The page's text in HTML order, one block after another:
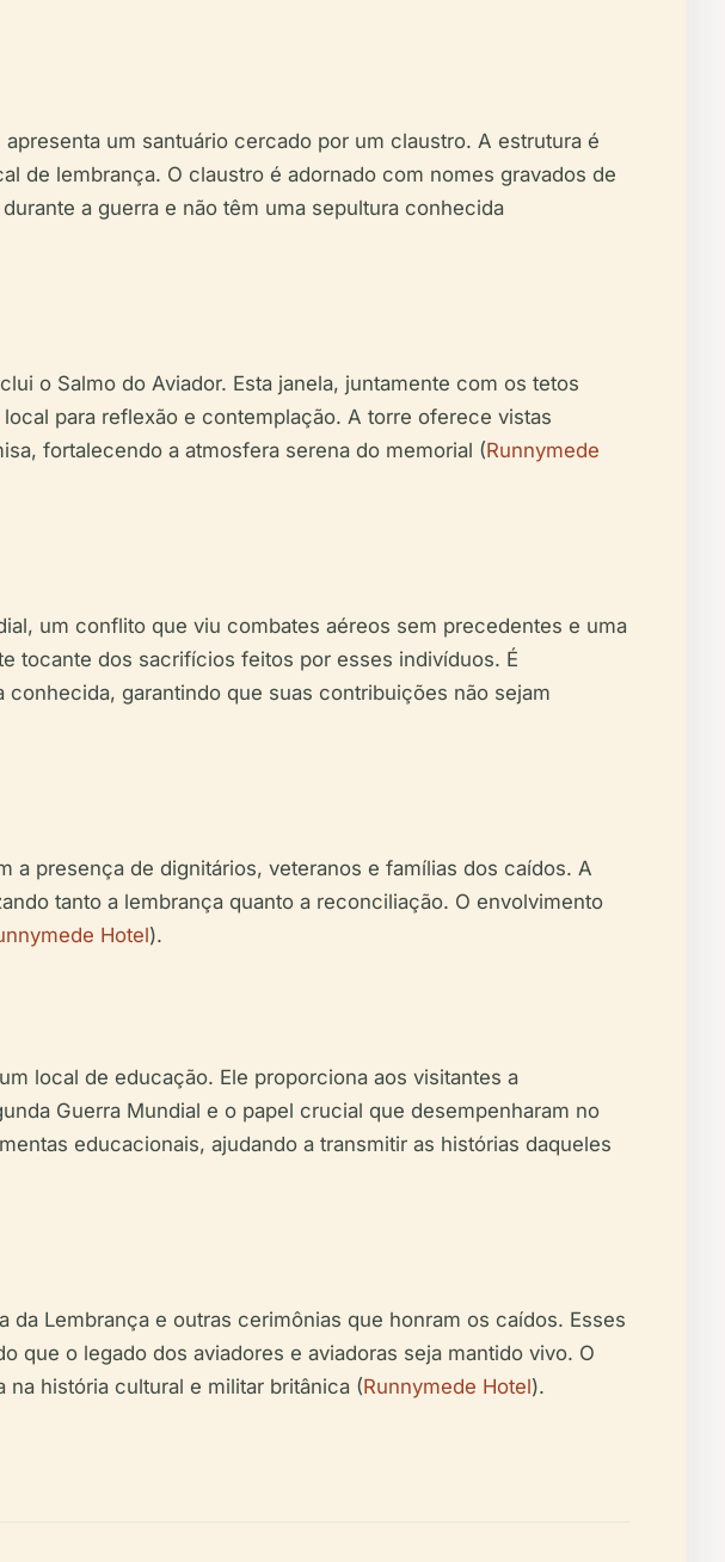
um santuário cercado por um claustro. A estrutura é
de lembrança. O claustro é adornado com nomes gravados de
a guerra e não têm uma sepultura conhecida
o Salmo do Aviador. Esta janela, juntamente com os tetos
para reflexão e contemplação. A torre oferece vistas
fortalecendo a atmosfera serena do memorial (Runnymede
um conflito que viu combates aéreos sem precedentes e uma
tocante dos sacrifícios feitos por esses indivíduos. É
garantindo que suas contribuições não sejam
a presença de dignitários, veteranos e famílias dos caídos. A
tanto a lembrança quanto a reconciliação. O envolvimento
Hotel).
local de educação. Ele proporciona aos visitantes a
Guerra Mundial e o papel crucial que desempenharam no
educacionais, ajudando a transmitir as histórias daqueles
Lembrança e outras cerimônias que honram os caídos. Esses
que o legado dos aviadores e aviadoras seja mantido vivo. O
história cultural e militar britânica (Runnymede Hotel).